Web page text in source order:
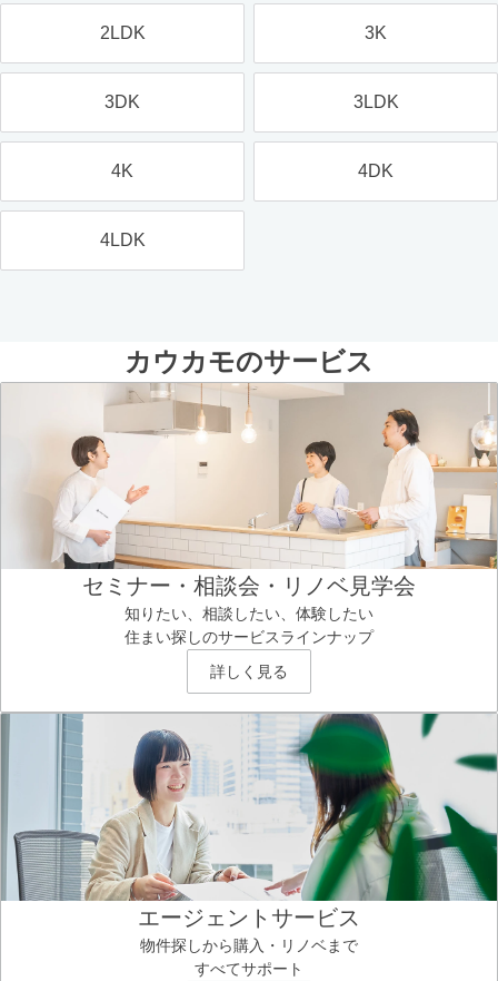
2LDK 3K
3DK 3LDK
4K 4DK
4LDK
カウカモのサービス
セミナー・相談会・リノベ見学会
知りたい、相談したい、体験したい
住まい探しのサービスラインナップ
詳しく見る
エージェントサービス
物件探しから購入・リノベまで
すべてサポート